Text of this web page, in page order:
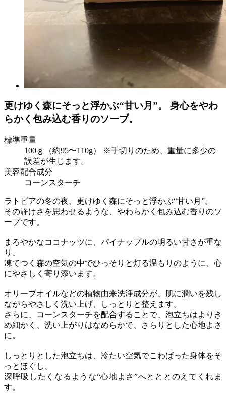
更けゆく森にそっと浮かぶ“甘い月”。 身心をやわ
らかく包み込む香りのソープ。
標準重量
100ｇ（約95〜110g） ※手切りのため、重量に多少の
誤差が生じます。
美容配合成分
コーンスターチ
ラトビアの冬の夜、更けゆく森にそっと浮かぶ“甘い月”。
その静けさを思わせるような、やわらかく包み込む香りのソ
ープです。
まろやかなココナッツに、パイナップルの明るい甘さが重な
り、
凍てつく森の空気の中でひっそりと灯る温もりのように、心
にやさしく寄り添います。
オリーブオイルなどの植物由来洗浄成分が、肌に潤いを残し
ながらやさしく洗い上げ、しっとりと整えます。
さらに、コーンスターチを配合することで、泡立ちはよりき
め細かく、洗い上がりはなめらかで、さらりとした心地よさ
に。
しっとりとした泡立ちは、冷たい空気でこわばった身体をそ
っとほぐし、
深呼吸したくなるような“心地よさ”へとととのえてくれま
す。